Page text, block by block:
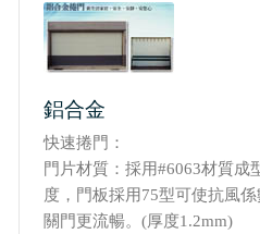
鋁合金
快速捲門：
門片材質：採用#6063材質成
度，門板採用75型可使抗風
關門更流暢。(厚度1.2mm)